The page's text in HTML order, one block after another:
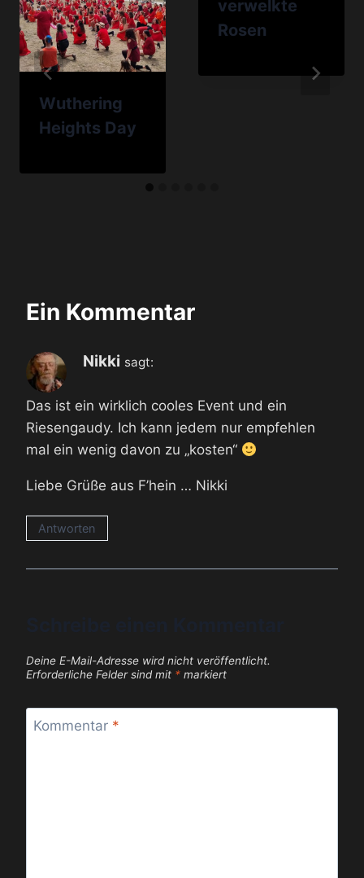
Wuthering
Heights Day
verwelkte
Rosen
Ein Kommentar
Nikki sagt:
Das ist ein wirklich cooles Event und ein
Riesengaudy. Ich kann jedem nur empfehlen
mal ein wenig davon zu „kosten“
Liebe Grüße aus F’hein … Nikki
Antworten
Deine E-Mail-Adresse wird nicht veröffentlicht.
Erforderliche Felder sind mit * markiert
Kommentar *